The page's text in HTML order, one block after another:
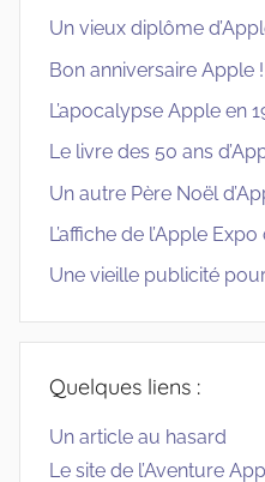
Un vieux diplôme
Bon anniversaire Apple !
L’apocalypse Apple en
Le livre des 50 ans
Un autre Père Noël
L’affiche de l’Apple
Une vieille publicité
Quelques liens :
Un article au hasard
Le site de l’Aventure